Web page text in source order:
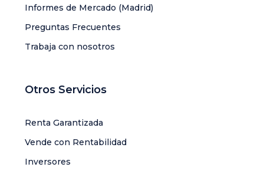
Informes de Mercado (Madrid)
Preguntas Frecuentes
Trabaja con nosotros
Otros Servicios
Renta Garantizada
Vende con Rentabilidad
Inversores